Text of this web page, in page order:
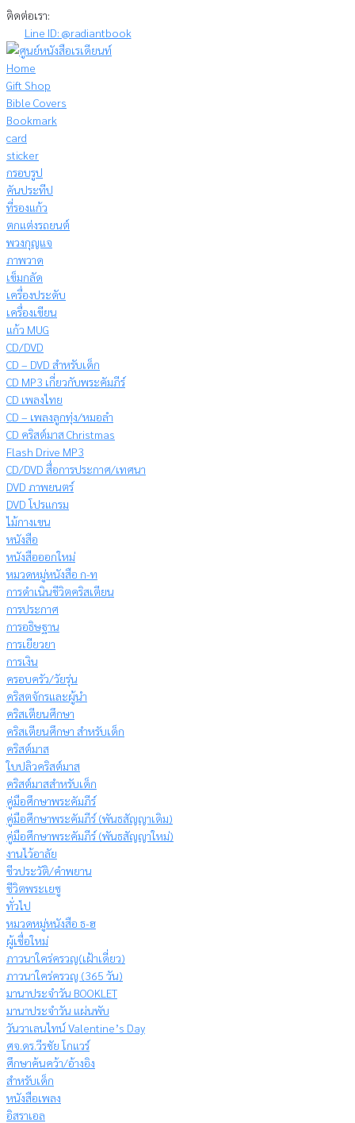
Skip
content
ติดต่อเรา:
Line ID: @radiantbook
Home
Gift Shop
Bible Covers
Bookmark
card
sticker
กรอบรูป
คันประทีป
ที่รองแก้ว
ตกแต่งรถยนต์
พวงกุญแจ
ภาพวาด
เข็มกลัด
เครื่องประดับ
เครื่องเขียน
แก้ว MUG
CD/DVD
CD – DVD สำหรับเด็ก
CD MP3 เกี่ยวกับพระคัมภีร์
CD เพลงไทย
CD – เพลงลูกทุ่ง/หมอลำ
CD คริสต์มาส Christmas
Flash Drive MP3
CD/DVD สื่อการประกาศ/เทศนา
DVD ภาพยนตร์
DVD โปรแกรม
ไม้กางเขน
หนังสือ
หนังสือออกใหม่
หมวดหมู่หนังสือ ก-ท
การดำเนินชีวิตคริสเตียน
การประกาศ
การอธิษฐาน
การเยียวยา
การเงิน
ครอบครัว/วัยรุ่น
คริสตจักรและผู้นำ
คริสเตียนศึกษา
คริสเตียนศึกษา สำหรับเด็ก
คริสต์มาส
ใบปลิวคริสต์มาส
คริสต์มาสสำหรับเด็ก
คู่มือศึกษาพระคัมภีร์
คู่มือศึกษาพระคัมภีร์ (พันธสัญญาเดิม)
คู่มือศึกษาพระคัมภีร์ (พันธสัญญาใหม่)
งานไว้อาลัย
ชีวประวัติ/คำพยาน
ชีวิตพระเยซู
ทั่วไป
หมวดหมู่หนังสือ ธ-ฮ
ผู้เชื่อใหม่
ภาวนาใคร่ครวญ(เฝ้าเดี่ยว)
ภาวนาใคร่ครวญ (365 วัน)
มานาประจำวัน BOOKLET
มานาประจำวัน แผ่นพับ
วันวาเลนไทน์ Valentine’s Day
ศจ.ดร.วีรชัย โกแวร์
ศึกษาค้นคว้า/อ้างอิง
สำหรับเด็ก
หนังสือเพลง
อิสราเอล